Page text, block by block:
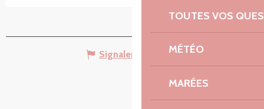
TOUTES VOS
MÉTÉO
MARÉES
Signaler une erreur